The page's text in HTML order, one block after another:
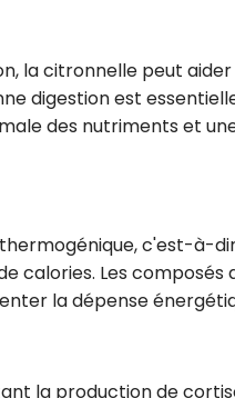
la citronnelle peut
digestion est
des nutriments et
c'est-à-
calories. Les composés
la dépense
la production de